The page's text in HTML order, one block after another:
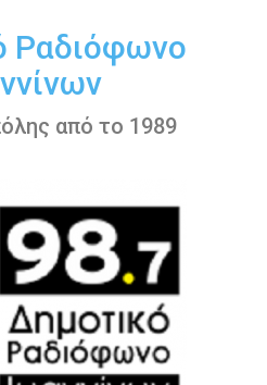
Ραδιόφωνο
από το 1989